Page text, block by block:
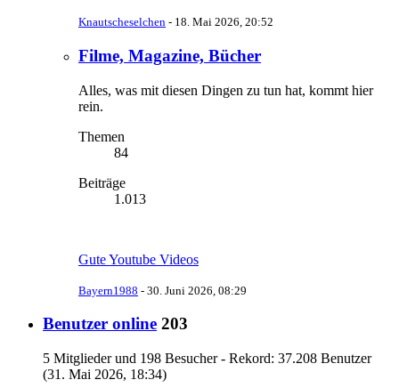
Knautscheselchen - 18. Mai 2026, 20:52
Filme, Magazine, Bücher
Alles, was mit diesen Dingen zu tun hat, kommt hier
rein.
Themen
84
Beiträge
1.013
Gute Youtube Videos
Bayern1988 - 30. Juni 2026, 08:29
Benutzer online 203
5 Mitglieder und 198 Besucher - Rekord: 37.208 Benutzer
(31. Mai 2026, 18:34)